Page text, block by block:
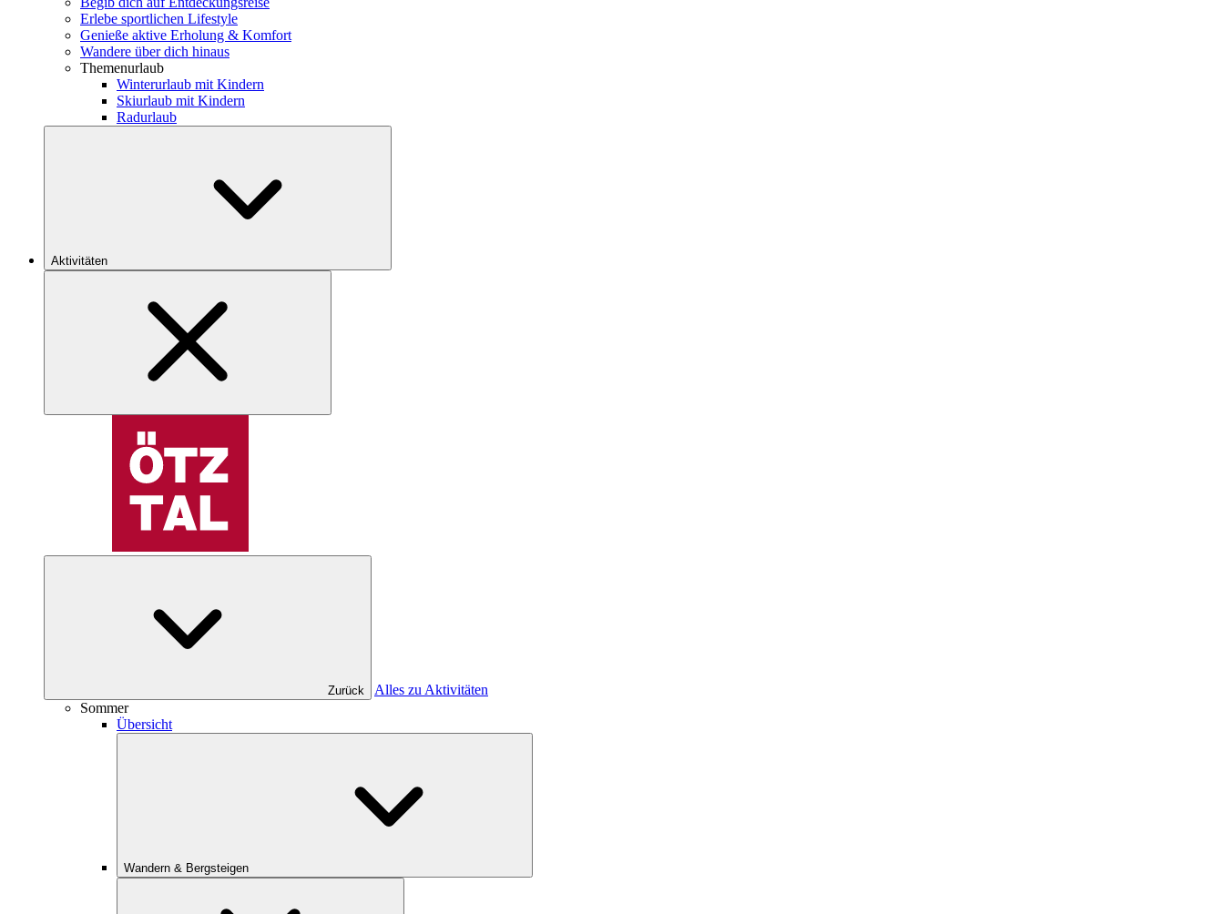
Erlebe sportlichen Lifestyle
Genieße aktive Erholung & Komfort
Wandere über dich hinaus
Themenurlaub
Winterurlaub mit Kindern
Skiurlaub mit Kindern
Radurlaub
Aktivitäten
Zurück
Alles zu Aktivitäten
Sommer
Übersicht
Wandern & Bergsteigen